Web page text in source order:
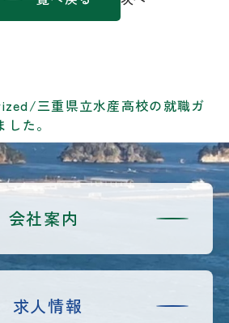
/三重県立水産高校の就職ガ
た。
会社案内
求人情報